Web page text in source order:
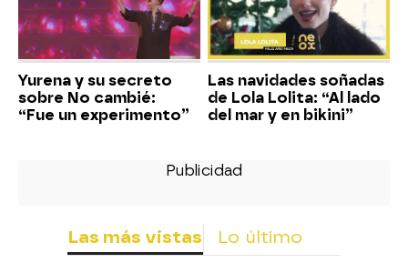
Yurena y su secreto
sobre No cambié:
“Fue un experimento”
Las navidades soñadas
de Lola Lolita: “Al lado
del mar y en bikini”
Las más vistas Lo último